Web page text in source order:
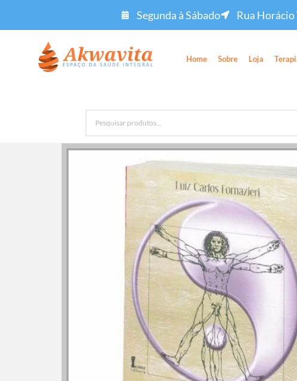
Segunda à Sábado Rua Horácio
Home Sobre Loja